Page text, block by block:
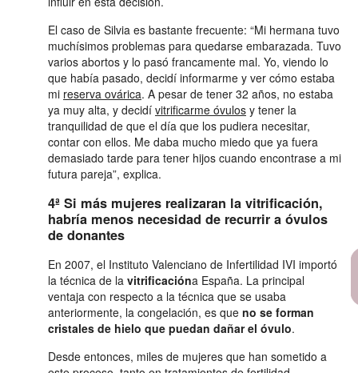
El caso de Silvia es bastante frecuente: “Mi hermana tuvo
muchísimos problemas para quedarse embarazada. Tuvo
varios abortos y lo pasó francamente mal. Yo, viendo lo
que había pasado, decidí informarme y ver cómo estaba
mi reserva ovárica. A pesar de tener 32 años, no estaba
ya muy alta, y decidí vitrificarme óvulos y tener la
tranquilidad de que el día que los pudiera necesitar,
contar con ellos. Me daba mucho miedo que ya fuera
demasiado tarde para tener hijos cuando encontrase a mi
futura pareja”, explica.
4ª Si más mujeres realizaran la vitrificación,
habría menos necesidad de recurrir a óvulos
de donantes
En 2007, el Instituto Valenciano de Infertilidad IVI importó
la técnica de la vitrificacióna España. La principal
ventaja con respecto a la técnica que se usaba
anteriormente, la congelación, es que no se forman
cristales de hielo que puedan dañar el óvulo.
Desde entonces, miles de mujeres que han sometido a